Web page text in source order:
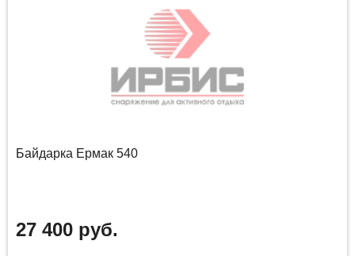
Байдарка Ермак 540
27 400 руб.